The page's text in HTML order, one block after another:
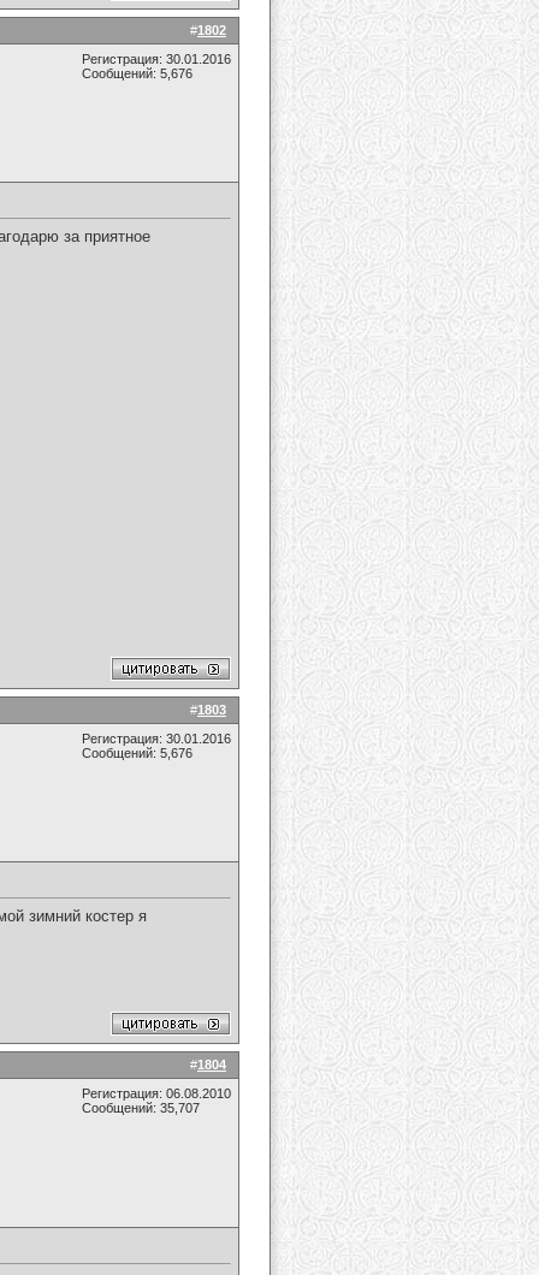
#1802
Регистрация: 30.01.2016
Сообщений: 5,676
за приятное
#1803
Регистрация: 30.01.2016
Сообщений: 5,676
зимний костер я
#1804
Регистрация: 06.08.2010
Сообщений: 35,707